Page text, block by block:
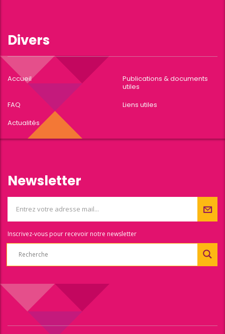
Divers
Accueil
Publications & documents
utiles
FAQ
Liens utiles
Actualités
Newsletter
Inscrivez-vous pour recevoir notre newsletter